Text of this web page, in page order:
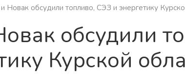
Новак обсудили топливо, СЭЗ и энергетику
обсудили
Курской